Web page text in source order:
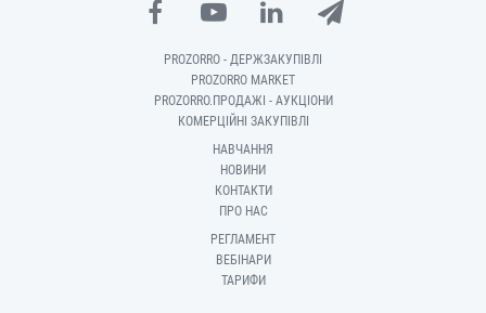
PROZORRO - ДЕРЖЗАКУПІВЛІ
PROZORRO MARKET
PROZORRO.ПРОДАЖІ - АУКЦІОНИ
КОМЕРЦІЙНІ ЗАКУПІВЛІ
НАВЧАННЯ
НОВИНИ
КОНТАКТИ
ПРО НАС
РЕГЛАМЕНТ
ВЕБІНАРИ
ТАРИФИ